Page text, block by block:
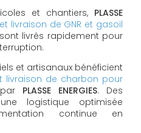
et chantiers, PLASSE
livraison de GNR et gasoil
livrés rapidement pour
et artisanaux bénéficient
livraison de charbon pour
PLASSE ENERGIES. Des
logistique optimisée
continue en